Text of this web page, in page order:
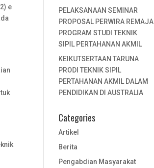
e
PELAKSANAAN SEMINAR
PROPOSAL PERWIRA REMAJA
PROGRAM STUDI TEKNIK
SIPIL PERTAHANAN AKMIL
KEIKUTSERTAAN TARUNA
PRODI TEKNIK SIPIL
PERTAHANAN AKMIL DALAM
PENDIDIKAN DI AUSTRALIA
Categories
Artikel
Berita
Pengabdian Masyarakat